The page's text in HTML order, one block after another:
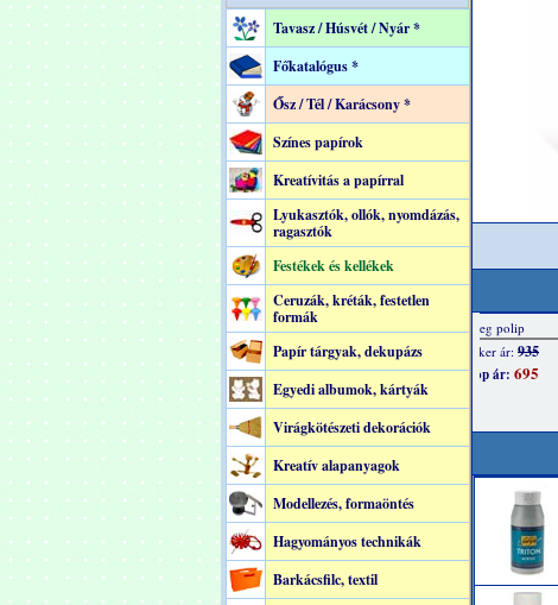
Tavasz / Húsvét / Nyár *
Főkatalógus *
Ősz / Tél / Karácsony *
Színes papírok
Kreatívitás a papírral
Lyukasztók, ollók, nyomdázás,
ragasztók
Festékek és kellékek
Ceruzák, kréták, festetlen
formák
Papír tárgyak, dekupázs
Egyedi albumok, kártyák
Virágkötészeti dekorációk
Kreatív alapanyagok
Modellezés, formaöntés
Hagyományos technikák
Barkácsfilc, textil